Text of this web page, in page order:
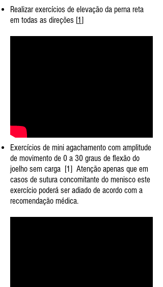
Realizar exercícios de elevação da perna reta
em todas as direções [1]
Exercícios de mini agachamento com amplitude
de movimento de 0 a 30 graus de flexão do
joelho sem carga ​ [1] ​ Atenção apenas que em
casos de sutura concomitante do menisco este
exercício poderá ser adiado de acordo com a
recomendação médica​.